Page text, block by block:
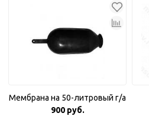
Мембрана на 50-литровый г/а
900 руб.